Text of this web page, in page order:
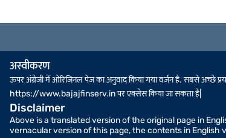
अस्वीकरण
ऊपर अंग्रेजी में ओरिजिनल पेज का अनुवाद किया गया वर्ज़न है. सबसे अच्छे
https://www.bajajfinserv.in पर एक्सेस किया जा सकता है|
Disclaimer
Above is a translated version of the original page in
vernacular version of this page, the contents in